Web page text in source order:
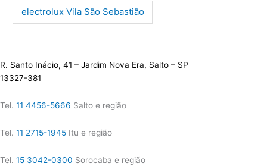
electrolux Vila São Sebastião
R. Santo Inácio, 41 – Jardim Nova Era, Salto – SP
13327-381
Tel. 11 4456-5666 Salto e região
Tel. 11 2715-1945 Itu e região
Tel. 15 3042-0300 Sorocaba e região